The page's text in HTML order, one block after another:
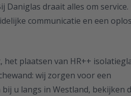
Daniglas draait alles om service.
communicatie en een
plaatsen van HR++
wij zorgen voor een
u langs in Westland, bekijken